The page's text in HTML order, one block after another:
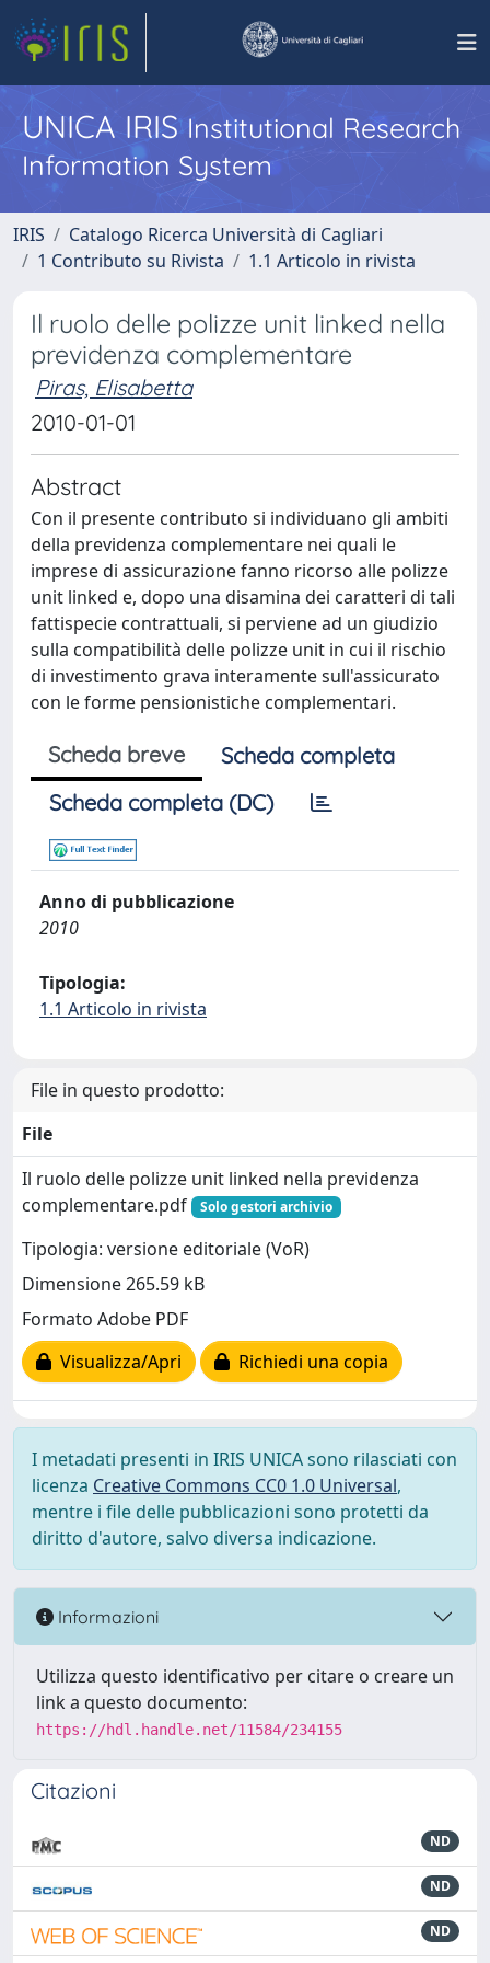
UNICA IRISInstitutional Research
Information System
IRIS
Catalogo Ricerca Università di Cagliari
1 Contributo su Rivista
1.1 Articolo in rivista
Il ruolo delle polizze unit linked nella
previdenza complementare
Piras, Elisabetta
2010-01-01
Abstract
Con il presente contributo si individuano gli ambiti
della previdenza complementare nei quali le
imprese di assicurazione fanno ricorso alle polizze
unit linked e, dopo una disamina dei caratteri di tali
fattispecie contrattuali, si perviene ad un giudizio
sulla compatibilità delle polizze unit in cui il rischio
di investimento grava interamente sull'assicurato
con le forme pensionistiche complementari.
Scheda breve
Scheda completa
Scheda completa (DC)
Anno di pubblicazione
2010
Tipologia:
1.1 Articolo in rivista
File in questo prodotto:
File
Il ruolo delle polizze unit linked nella previdenza
complementare.pdf
Solo gestori archivio
Tipologia: versione editoriale (VoR)
Dimensione 265.59 kB
Formato Adobe PDF
Visualizza/Apri
Richiedi una copia
I metadati presenti in IRIS UNICA sono rilasciati con
licenza Creative Commons CC0 1.0 Universal,
mentre i file delle pubblicazioni sono protetti da
diritto d'autore, salvo diversa indicazione.
Informazioni
Utilizza questo identificativo per citare o creare un
link a questo documento:
https://hdl.handle.net/11584/234155
Citazioni
ND
ND
ND